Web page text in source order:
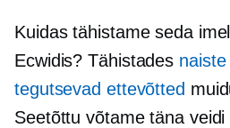
Kuidas tähistame seda
Ecwidis? Tähistades
tegutsevad ettevõtted
Seetõttu võtame täna